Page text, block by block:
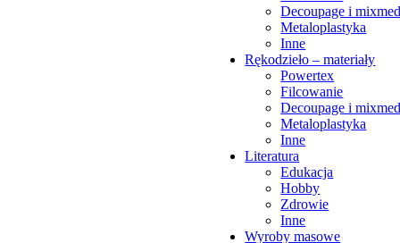
Decoupage i
Metaloplastyka
Inne
Rękodzieło – materiały
Powertex
Filcowanie
Decoupage i
Metaloplastyka
Inne
Literatura
Edukacja
Hobby
Zdrowie
Inne
Wyroby masowe